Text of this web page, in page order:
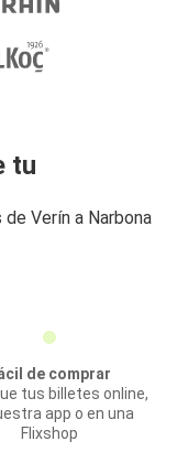
tu
Verín a Narbona
de comprar
tus billetes online,
app o en una
Flixshop